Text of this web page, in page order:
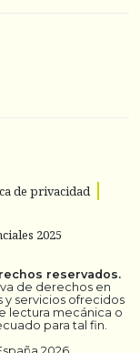
de privacidad
2025
reservados.
de derechos en
y servicios ofrecidos
lectura mecánica o
para tal fin.